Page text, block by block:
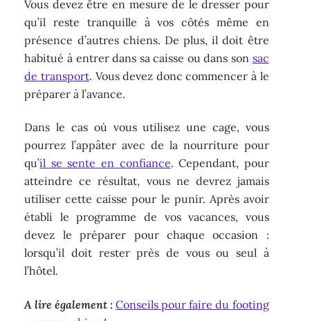
Vous devez être en mesure de le dresser pour
qu’il reste tranquille à vos côtés même en
présence d’autres chiens. De plus, il doit être
habitué à entrer dans sa caisse ou dans son sac
de transport. Vous devez donc commencer à le
préparer à l’avance.
Dans le cas où vous utilisez une cage, vous
pourrez l’appâter avec de la nourriture pour
qu’il se sente en confiance. Cependant, pour
atteindre ce résultat, vous ne devrez jamais
utiliser cette caisse pour le punir. Après avoir
établi le programme de vos vacances, vous
devez le préparer pour chaque occasion :
lorsqu’il doit rester près de vous ou seul à
l’hôtel.
A lire également : Conseils pour faire du footing